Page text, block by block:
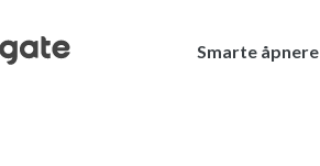
Smarte åpnere